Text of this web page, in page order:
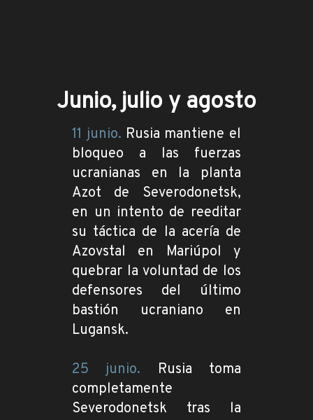
Junio, julio y agosto
11 junio. Rusia mantiene el
bloqueo a las fuerzas
ucranianas en la planta
Azot de Severodonetsk,
en un intento de reeditar
su táctica de la acería de
Azovstal en Mariúpol y
quebrar la voluntad de los
defensores del último
bastión ucraniano en
Lugansk.
25 junio. Rusia toma
completamente
Severodonetsk tras la